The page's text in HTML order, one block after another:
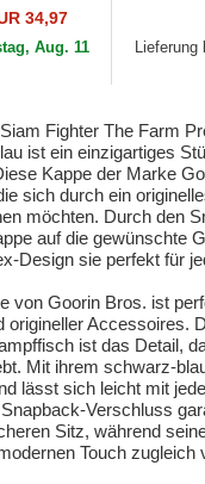
Goorin
34,97
Aug. 11
Bros.
Lieferung
Fighter The Farm
ist ein einzigartiges
Kappe der Marke
sich durch ein
möchten. Durch den
auf die gewünschte
Design sie perfekt für
von Goorin Bros. ist
origineller Accessoires.
ist das Detail,
Mit ihrem schwarz-
lässt sich leicht mit
Verschluss
Sitz, während
Touch zugleich